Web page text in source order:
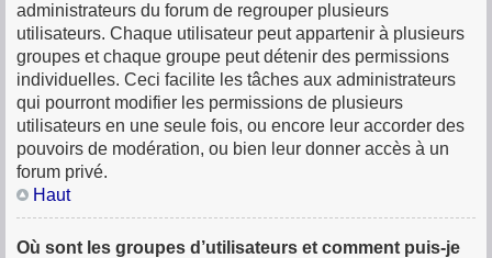
administrateurs du forum de regrouper plusieurs
utilisateurs. Chaque utilisateur peut appartenir à plusieurs
groupes et chaque groupe peut détenir des permissions
individuelles. Ceci facilite les tâches aux administrateurs
qui pourront modifier les permissions de plusieurs
utilisateurs en une seule fois, ou encore leur accorder des
pouvoirs de modération, ou bien leur donner accès à un
forum privé.
Haut
Où sont les groupes d’utilisateurs et comment puis-je